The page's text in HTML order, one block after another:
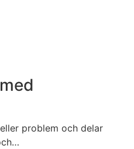
problem och delar